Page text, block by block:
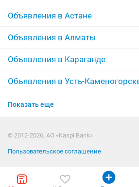
реставрация стекло
окно стеклопакет стекло для
стекло монтаж
Объявления в Астане
Объявления в Алматы
Объявления в Караганде
Объявления в Усть-
Объявления в Актобе
Объявления в Павлодаре
Показать еще
© 2012-2026, АО «Kaspi Bank»
Пользовательское соглашение